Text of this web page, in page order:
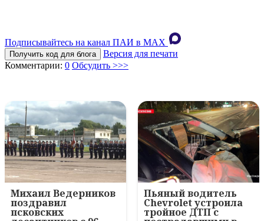
Подписывайтесь на канал ПАИ в MAХ
Получить код для блога
Версия для печати
Комментарии: 0 Обсудить >>>
Михаил Ведерников
поздравил
псковских
Пьяный водитель
Chevrolet устроила
тройное ДТП с